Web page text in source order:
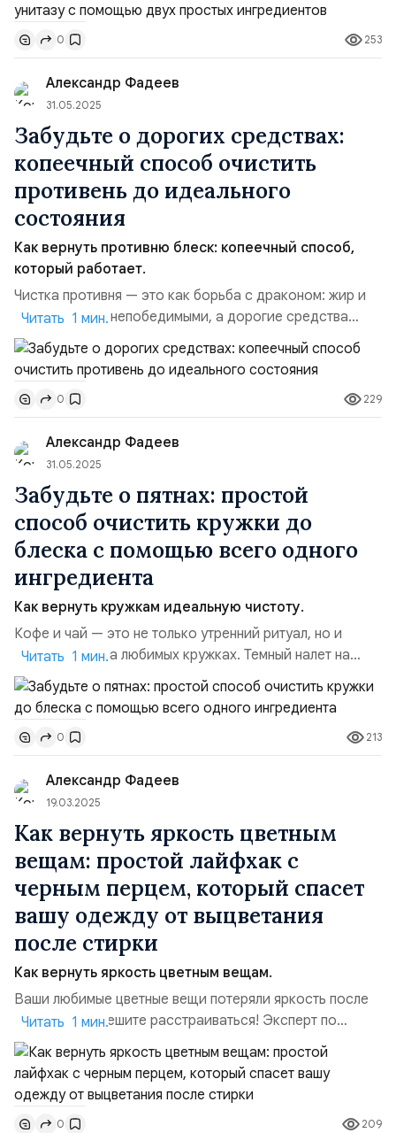
быстрее, чем хотелось бы. Агрессивные химические
средства могут повредить поверхности, да и стоят они
недешево. Все, что вам нужно, — это уксус и
стиральны...
0 253
Александр Фадеев
31.05.2025
Забудьте о дорогих средствах:
копеечный способ очистить
противень до идеального
состояния
Как вернуть противню блеск: копеечный способ,
который работает.
Чистка противня — это как борьба с драконом: жир и
нагар кажутся непобедимыми, а дорогие средства
часто не оправдывают ожиданий. Но эксперт по
домоводству раскрыла простой и бюджетный способ,
который вернет вашему противню первозданный вид.
Никакой химии, только горчичный порошок, лимонная
кислота и кипяток! Что нужно: Горчичный порошок — 3
ст. ложки Ли...
Читать 1 мин.
0 229
Александр Фадеев
31.05.2025
Забудьте о пятнах: простой
способ очистить кружки до
блеска с помощью всего одного
ингредиента
Как вернуть кружкам идеальную чистоту.
Кофе и чай — это не только утренний ритуал, но и
вечные пятна на любимых кружках. Темный налет на
внутренних стенках выглядит неэстетично, а оттереть
его бывает непросто. Но не спешите выбрасывать
посуду! Обычная сода станет вашим спасательным
кругом в борьбе за чистоту. Что нужно: Пищевая сода
— 2-3 ст. ложки Вода Губка Как чистить: Способ №1
(для легк...
Читать 1 мин.
0 213
Александр Фадеев
19.03.2025
Как вернуть яркость цветным
вещам: простой лайфхак с
черным перцем, который спасет
вашу одежду от выцветания
после стирки
Как вернуть яркость цветным вещам.
Ваши любимые цветные вещи потеряли яркость после
стирок? Не спешите расстраиваться! Эксперт по
домоводству раскрыла простой способ, который
поможет сохранить насыщенность цвета.Что нужно:.
Молотый черный перец — несколько щепоток.Как
использовать:. Добавьте перец. Перед стиркой
бросьте несколько щепоток молотого черного перца в
Читать 1 мин.
0 209